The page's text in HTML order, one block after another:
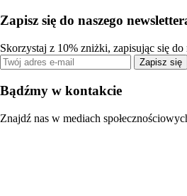
Zapisz się do naszego
Skorzystaj z 10% zniżki, zapisując się do
Zapisz się
Bądźmy w kontakcie
Znajdź nas w mediach